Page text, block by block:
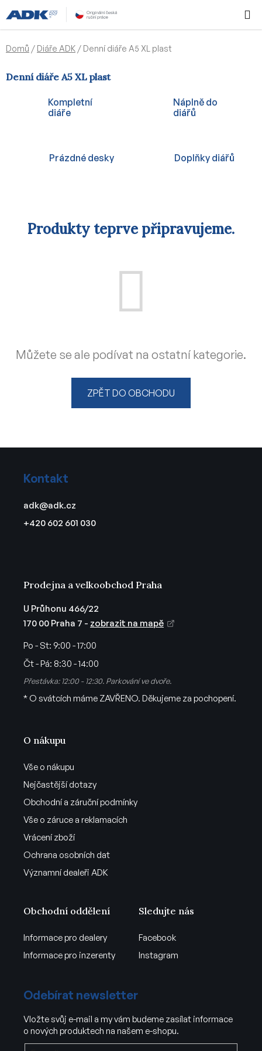
na
obsah
KOŠÍK
Domů / Diáře ADK / Denní diáře A5 XL plast
Denní diáře A5 XL plast
Kompletní
diáře
Náplně do
diářů
Prázdné desky Doplňky diářů
Produkty teprve připravujeme.
Můžete se ale podívat na ostatní kategorie.
ZPĚT DO OBCHODU
Kontakt
adk@adk.cz
+420 602 601 030
O nákupu
Vše o nákupu
Nejčastější dotazy
Obchodní a záruční podmínky
Vše o záruce a reklamacích
Vrácení zboží
Ochrana osobních dat
Významní dealeři ADK
Prodejna a velkoobchod Praha
U Průhonu 466/22
170 00 Praha 7 - zobrazit na mapě
Po - St: 9:00 - 17:00
Čt - Pá: 8:30 - 14:00
Přestávka: 12:00 - 12:30. Parkování ve dvoře.
* O svátcích máme ZAVŘENO. Děkujeme za pochopení.
Obchodní oddělení
Informace pro dealery
Informace pro inzerenty
Sledujte nás
Facebook
Instagram
Odebírat newsletter
Vložte svůj e-mail a my vám budeme zasílat informace
o nových produktech na našem e-shopu.